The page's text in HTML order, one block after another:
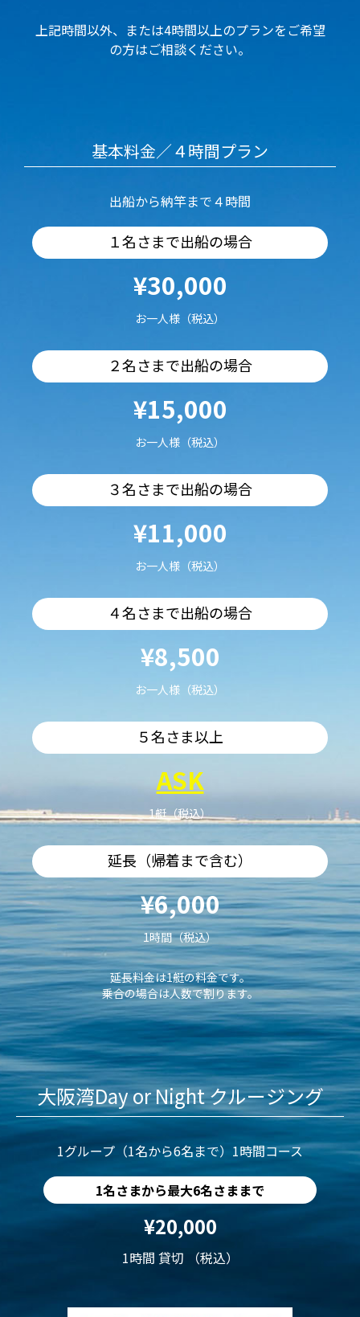
上記時間以外、または4時間以上のプランをご希望
の方はご相談ください。
基本料金／４時間プラン
出船から納竿まで４時間
１名さまで出船の場合
¥30,000
お一人様（税込）
２名さまで出船の場合
¥15,000
お一人様（税込）
３名さまで出船の場合
¥11,000
お一人様（税込）
４名さまで出船の場合
¥8,500
お一人様（税込）
５名さま以上
ASK
1艇（税込）
延長（帰着まで含む）
¥6,000
1時間（税込）
延長料金は1艇の料金です。
乗合の場合は人数で割ります。
大阪湾Day or Night クルージング
1グループ（1名から6名まで）1時間コース
1名さまから最大6名さままで
¥20,000
1時間 貸切 （税込）